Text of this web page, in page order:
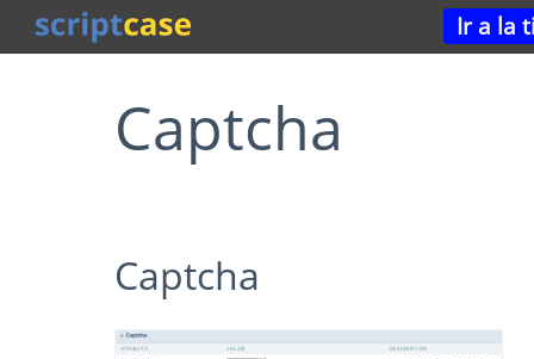
Ir a la
Captcha
Captcha